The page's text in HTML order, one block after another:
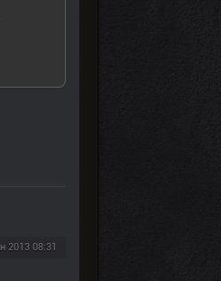
2013 08:31